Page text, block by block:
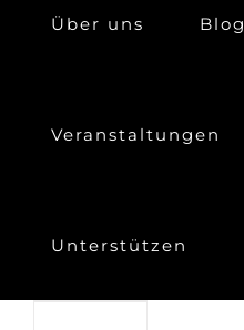
Über uns Blog
Veranstaltungen
Unterstützen
Hub: